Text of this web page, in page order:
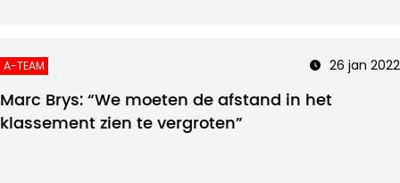
A-TEAM 26 jan 2022
Marc Brys: “We moeten de afstand in het
klassement zien te vergroten”